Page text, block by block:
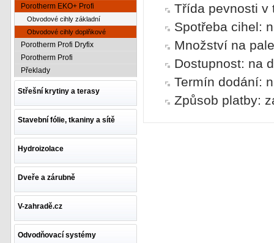
Porotherm EKO+ Profi
Obvodové cihly základní
Obvodové cihly doplňkové
Porotherm Profi Dryfix
Porotherm Profi
Překlady
Střešní krytiny a terasy
Stavební fólie, tkaniny a sítě
Hydroizolace
Dveře a zárubně
V-zahradě.cz
Odvodňovací systémy
Třída pevnosti v
Spotřeba cihel:
Množství na
Dostupnost: na
Termín dodání:
Způsob platby: